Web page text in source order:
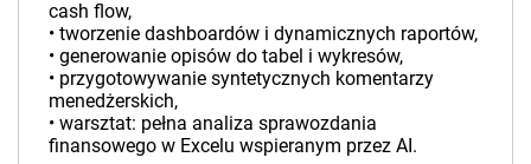
cash flow,
• tworzenie dashboardów i dynamicznych raportów,
• generowanie opisów do tabel i wykresów,
• przygotowywanie syntetycznych komentarzy
menedżerskich,
• warsztat: pełna analiza sprawozdania
finansowego w Excelu wspieranym przez AI.